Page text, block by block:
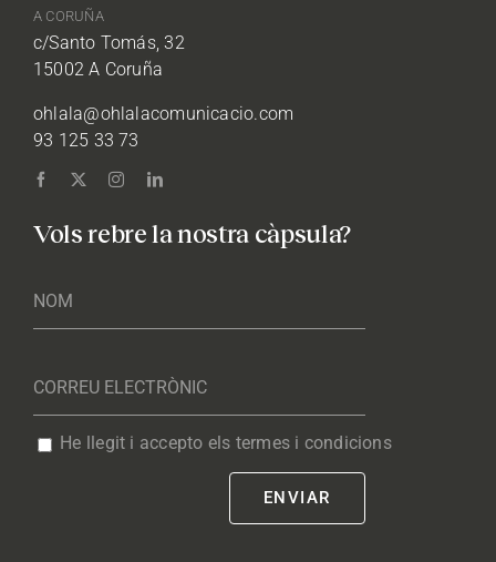
A CORUÑA
c/Santo Tomás, 32
15002 A Coruña
ohlala@ohlalacomunicacio.com
93 125 33 73
Vols rebre la nostra càpsula?
He llegit i accepto els termes i condicions